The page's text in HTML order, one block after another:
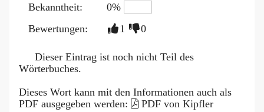
Bekanntheit:
0%
Bewertungen:
1 0
Dieser Eintrag ist noch nicht Teil des
Wörterbuches.
Dieses Wort kann mit den Informationen auch als
PDF ausgegeben werden:
PDF von Kipfler